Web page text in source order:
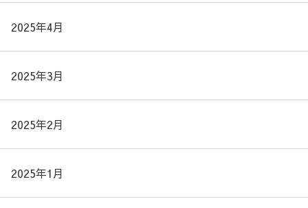
2025年4月
2025年3月
2025年2月
2025年1月